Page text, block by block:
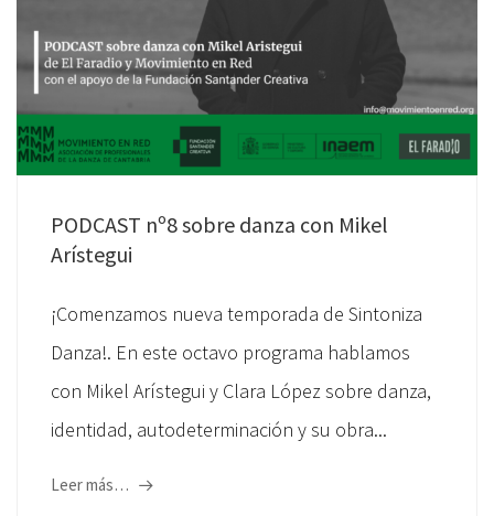
PODCAST nº8 sobre danza con Mikel
Arístegui
¡Comenzamos nueva temporada de Sintoniza
Danza!. En este octavo programa hablamos
con Mikel Arístegui y Clara López sobre danza,
identidad, autodeterminación y su obra...
Leer más…